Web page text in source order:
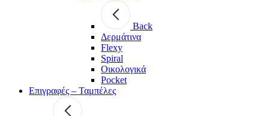
Back
Δερμάτινα
Flexy
Spiral
Οικολογικά
Pocket
Επιγραφές – Ταμπέλες